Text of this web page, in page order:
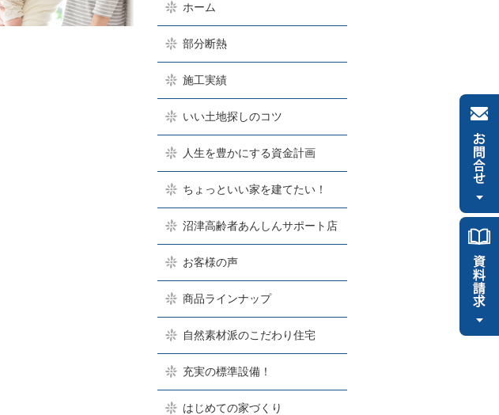
ホーム
部分断熱
施工実績
いい土地探しのコツ
人生を豊かにする資金計画
ちょっといい家を建てたい！
沼津高齢者あんしんサポート店
お客様の声
商品ラインナップ
自然素材派のこだわり住宅
充実の標準設備！
はじめての家づくり